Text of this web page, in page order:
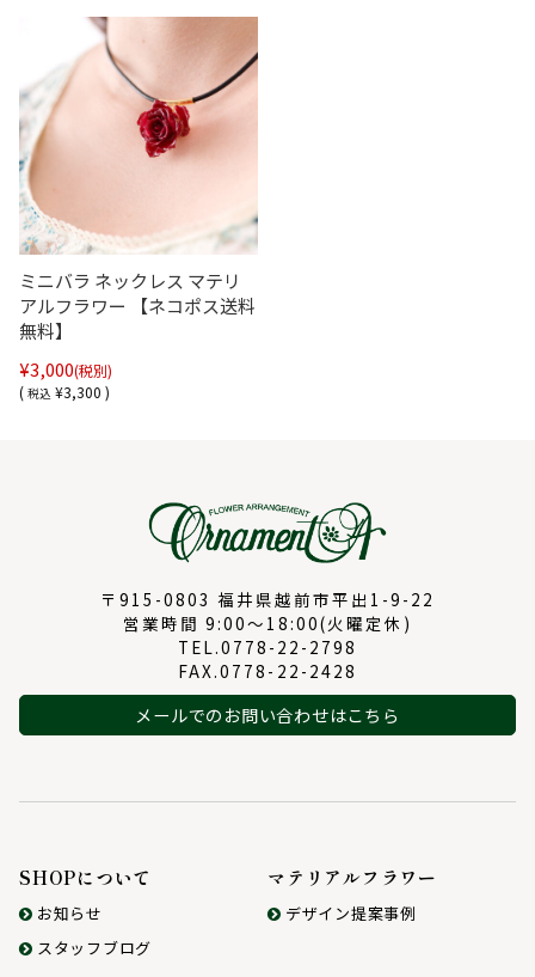
ミニバラ ネックレス マテリ
アルフラワー 【ネコポス送料
無料】
¥3,000(税別)
(税込 ¥3,300 )
〒915-0803 福井県越前市平出1-9-22
営業時間 9:00～18:00(火曜定休)
TEL.0778-22-2798
FAX.0778-22-2428
メールでのお問い合わせはこちら
SHOPについて
お知らせ
スタッフブログ
マテリアルフラワー
デザイン提案事例